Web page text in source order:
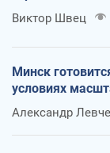
Виктор Швец
Минск
условиях
Александр